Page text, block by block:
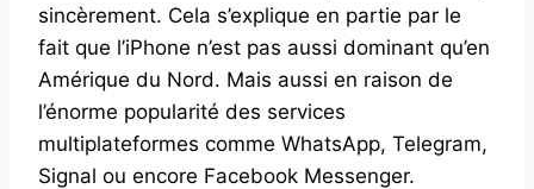
sincèrement. Cela s’explique en partie par le
fait que l’iPhone n’est pas aussi dominant qu’en
Amérique du Nord. Mais aussi en raison de
l’énorme popularité des services
multiplateformes comme WhatsApp, Telegram,
Signal ou encore Facebook Messenger.